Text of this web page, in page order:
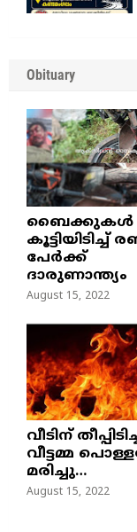
Obituary
ബൈക്കുകൾ
കൂട്ടിയിടിച്ച്
പേർക്ക്
ദാരുണാന്ത്യം
August 15, 2022
വീടിന്
വീട്ടമ്മ
മരിച്ചു…
August 15, 2022